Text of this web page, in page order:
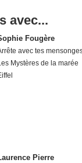
avec...
Fougère
avec tes
Mystères de la marée
Pierre